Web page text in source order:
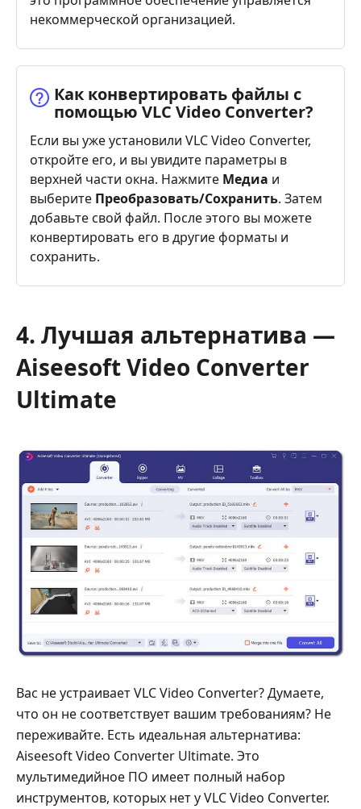
некоммерческой организацией.
Как конвертировать файлы с
помощью VLC Video Converter?
Если вы уже установили VLC Video Converter,
откройте его, и вы увидите параметры в
верхней части окна. Нажмите Медиа и
выберите Преобразовать/Сохранить. Затем
добавьте свой файл. После этого вы можете
конвертировать его в другие форматы и
сохранить.
4. Лучшая альтернатива —
Aiseesoft Video Converter
Ultimate
Вас не устраивает VLC Video Converter? Думаете,
что он не соответствует вашим требованиям? Не
переживайте. Есть идеальная альтернатива:
Aiseesoft Video Converter Ultimate. Это
мультимедийное ПО имеет полный набор
инструментов, которых нет у VLC Video Converter.